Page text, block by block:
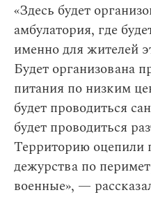
«Здесь будет
амбулатория, где
именно для жителей
Будет организована
питания по низким
будет проводиться
будет проводиться
Территорию оцепили
дежурства по
военные», —